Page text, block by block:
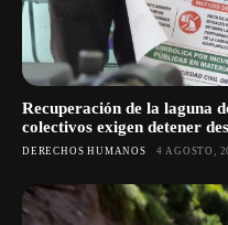
Recuperación de la laguna
colectivos exigen detener
DERECHOS HUMANOS 4 AGOSTO,